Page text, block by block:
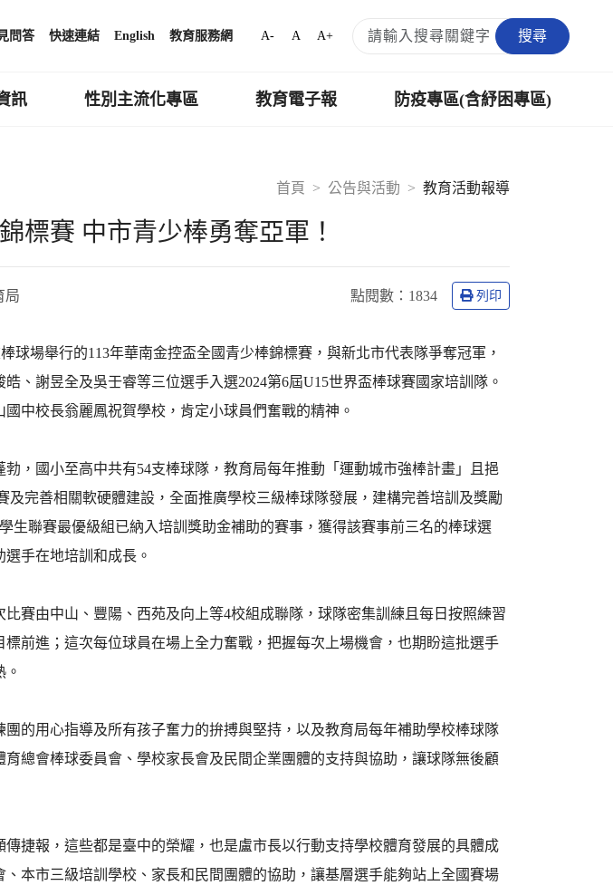
問答 快速連結 English 教育服務網 A- A A+ 搜尋
訊 性別主流化專區 教育電子報 防疫專區(含紓困專區)
首頁
公告與活動 教育活動報導
標賽 中市青少棒勇奪亞軍！
局 點閱數： 1834 列印
球場舉行的113年華南金控盃全國青少棒錦標賽，與新北市代表隊爭奪冠軍，
、謝昱全及吳壬睿等三位選手入選2024第6屆U15世界盃棒球賽國家培訓隊。
中校長翁麗鳳祝賀學校，肯定小球員們奮戰的精神。
，國小至高中共有54支棒球隊，教育局每年推動「運動城市強棒計畫」且挹
及完善相關軟硬體建設，全面推廣學校三級棒球隊發展，建構完善培訓及獎勵
生聯賽最優級組已納入培訓獎助金補助的賽事，獲得該賽事前三名的棒球選
手在地培訓和成長。
賽由中山、豐陽、西苑及向上等4校組成聯隊，球隊密集訓練且每日按照練習
前進；這次每位球員在場上全力奮戰，把握每次上場機會，也期盼這批選手
的用心指導及所有孩子奮力的拚搏與堅持，以及教育局每年補助學校棒球隊
總會棒球委員會、學校家長會及民間企業團體的支持與協助，讓球隊無後顧
捷報，這些都是臺中的榮耀，也是盧市長以行動支持學校體育發展的具體成
本市三級培訓學校、家長和民間團體的協助，讓基層選手能夠站上全國賽場